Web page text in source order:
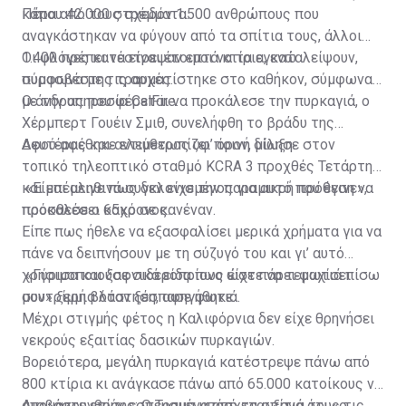
κάπου 42.000 στρέμματα.
Πέρα από τους σχεδόν 1.500 ανθρώπους που
αναγκάστηκαν να φύγουν από τα σπίτια τους, άλλοι
1.400 πρέπει να είναι έτοιμοι να τα εγκαταλείψουν,
σύμφωνα με τις αρχές.
Οι φλόγες κατέστρεψαν επτά κτίρια, ενώ
πυροσβέστης τραυματίστηκε στο καθήκον, σύμφωνα
με την υπηρεσία CalFire.
Ο άνδρας που φέρεται να προκάλεσε την πυρκαγιά, ο
Χέρμπερτ Γουέιν Σμιθ, συνελήφθη το βράδυ της
Δευτέρας και αντιμετωπίζει ποινή δίωξη.
Αφού αφέθηκε ελεύθερος υφ’ όρον, μίλησε στον
τοπικό τηλεοπτικό σταθμό KCRA 3 προχθές Τετάρτη
και επέμεινε πως δεν είχε την παραμικρή πρόθεση να
προκαλέσει κακό σε κανέναν.
«Είμαι αληθινά συγκλονισμένος για αυτό που έγινε»,
πρόσθεσε ο 65χρονος.
Είπε πως ήθελε να εξασφαλίσει μερικά χρήματα για να
πάνε να δειπνήσουν με τη σύζυγό του και γι’ αυτό
χρησιμοποιούσε σιδεροπρίονο ώστε να τεμαχίσει
συντρίμμια όταν ξέσπασε φωτιά.
«Γύρισα και ξαφνικά είδα πως είχε πάρει φωτιά πίσω
μου» ξερή βλάστηση, αφηγήθηκε.
Μέχρι στιγμής φέτος η Καλιφόρνια δεν είχε θρηνήσει
νεκρούς εξαιτίας δασικών πυρκαγιών.
Βορειότερα, μεγάλη πυρκαγιά κατέστρεψε πάνω από
800 κτίρια κι ανάγκασε πάνω από 65.000 κατοίκους να